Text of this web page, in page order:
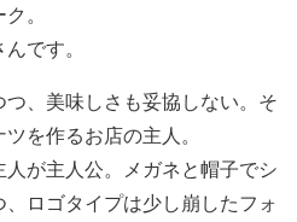
。
です。
、美味しさも妥協しない。そ
を作るお店の主人。
が主人公。メガネと帽子でシ
ロゴタイプは少し崩したフォ